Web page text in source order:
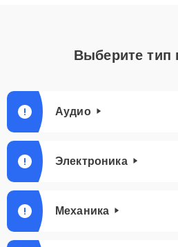
Выберите тип
Аудио
Электроника
Механика